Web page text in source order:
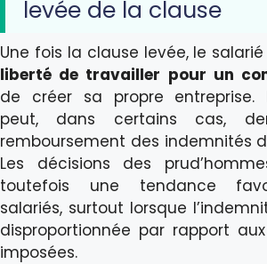
levée de la clause
Une fois la clause levée, le
liberté de travailler pour un
de créer sa propre entreprise.
peut, dans certains cas,
remboursement des indemnités
Les décisions des
toutefois une tendance
salariés, surtout lorsque
disproportionnée par rapport
imposées.